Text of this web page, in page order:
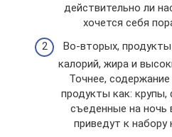
действительно ли
хочется себя
Во-вторых,
калорий, жира и
Точнее,
продукты как:
съеденные на ночь
приведут к